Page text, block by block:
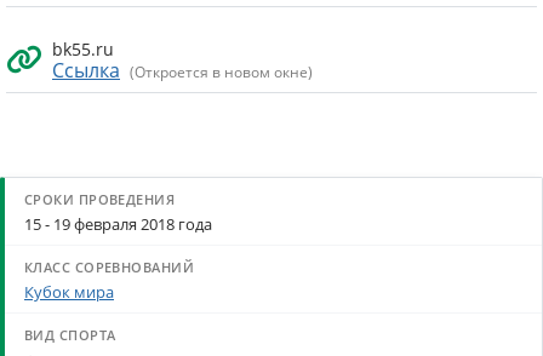
bk55.ru
Ссылка (Откроется в новом окне)
15 - 19 февраля 2018 года
Кубок мира